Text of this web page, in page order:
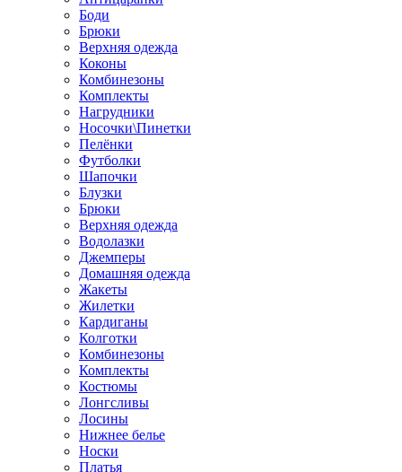
Боди
Брюки
Верхняя одежда
Коконы
Комбинезоны
Комплекты
Нагрудники
Носочки\Пинетки
Пелёнки
Футболки
Шапочки
Блузки
Брюки
Верхняя одежда
Водолазки
Джемперы
Домашняя одежда
Жакеты
Жилетки
Кардиганы
Колготки
Комбинезоны
Комплекты
Костюмы
Лонгсливы
Лосины
Нижнее белье
Носки
Платья